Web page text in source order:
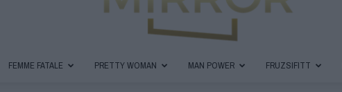
FEMME FATALE PRETTY WOMAN MAN POWER FRUZSIFITT